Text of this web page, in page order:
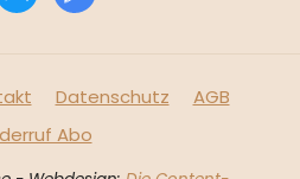
Datenschutz
AGB
Abo